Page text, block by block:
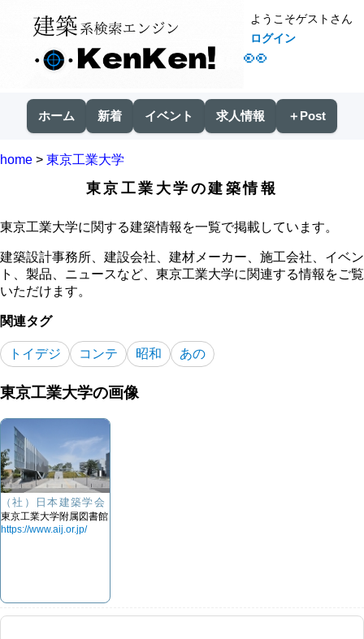
👀
ようこそゲストさん
ログイン
ホーム 新着 イベント 求人情報 ＋Post
home > 東京工業大学
東京工業大学の建築情報
東京工業大学に関する建築情報を一覧で掲載しています。
建築設計事務所、建設会社、建材メーカー、施工会社、イベン
ト、製品、ニュースなど、東京工業大学に関連する情報をご覧
いただけます。
関連タグ
トイデジ コンテ 昭和 あの
東京工業大学の画像
（社）日本建築学会
東京工業大学附属図書館
https://www.aij.or.jp/